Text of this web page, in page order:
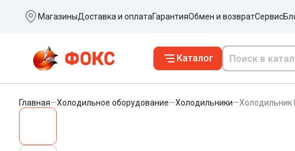
Ваш город
МагазиныДоставка и оплатаГарантияОбмен и возвратСервис
Каталог
Главная—Холодильное оборудование—Холодильники—Холодильник